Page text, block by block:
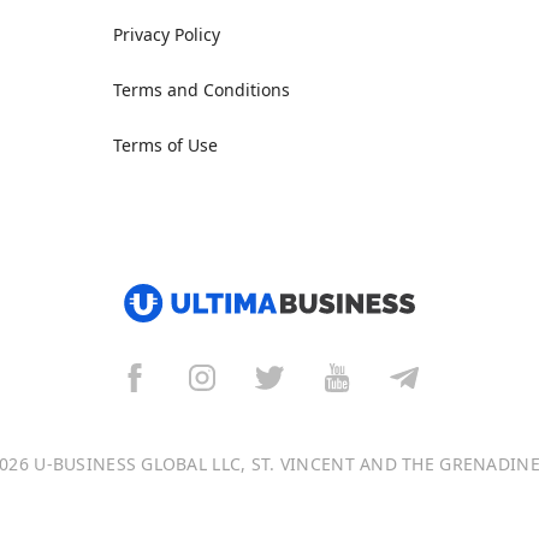
Privacy Policy
Terms and Conditions
Terms of Use
U-BUSINESS GLOBAL LLC, ST. VINCENT AND THE